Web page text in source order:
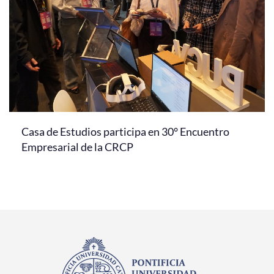
Casa de Estudios participa en 30° Encuentro
Empresarial de la CRCP